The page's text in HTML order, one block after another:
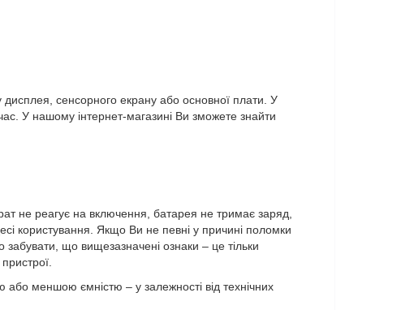
дисплея, сенсорного екрану або основної плати. У
У нашому інтернет-магазині Ви зможете знайти
не реагує на включення, батарея не тримає заряд,
користування. Якщо Ви не певні у причині поломки
забувати, що вищезазначені ознаки – це тільки
меншою ємністю – у залежності від технічних